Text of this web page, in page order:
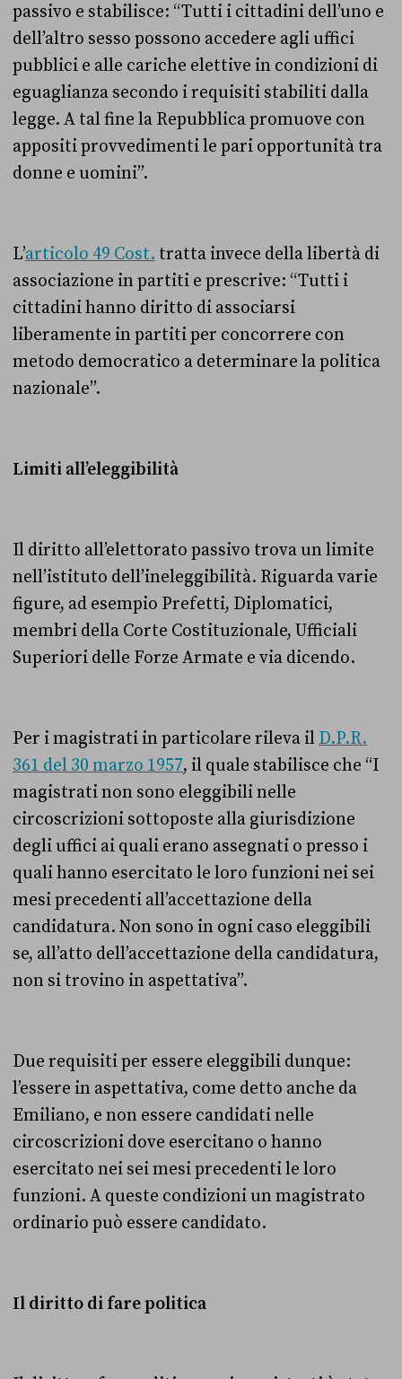
passivo e stabilisce: “Tutti i cittadini dell’uno e
dell’altro sesso possono accedere agli uffici
pubblici e alle cariche elettive in condizioni di
eguaglianza secondo i requisiti stabiliti dalla
legge. A tal fine la Repubblica promuove con
appositi provvedimenti le pari opportunità tra
donne e uomini”.
L’articolo 49 Cost. tratta invece della libertà di
associazione in partiti e prescrive: “Tutti i
cittadini hanno diritto di associarsi
liberamente in partiti per concorrere con
metodo democratico a determinare la politica
nazionale”.
Limiti all’eleggibilità
Il diritto all’elettorato passivo trova un limite
nell’istituto dell’ineleggibilità. Riguarda varie
figure, ad esempio Prefetti, Diplomatici,
membri della Corte Costituzionale, Ufficiali
Superiori delle Forze Armate e via dicendo.
Per i magistrati in particolare rileva il D.P.R.
361 del 30 marzo 1957, il quale stabilisce che “I
magistrati non sono eleggibili nelle
circoscrizioni sottoposte alla giurisdizione
degli uffici ai quali erano assegnati o presso i
quali hanno esercitato le loro funzioni nei sei
mesi precedenti all’accettazione della
candidatura. Non sono in ogni caso eleggibili
se, all’atto dell’accettazione della candidatura,
non si trovino in aspettativa”.
Due requisiti per essere eleggibili dunque:
l’essere in aspettativa, come detto anche da
Emiliano, e non essere candidati nelle
circoscrizioni dove esercitano o hanno
esercitato nei sei mesi precedenti le loro
funzioni. A queste condizioni un magistrato
ordinario può essere candidato.
Il diritto di fare politica